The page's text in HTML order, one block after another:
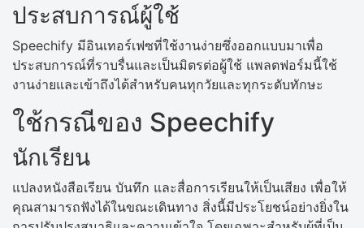
ประสบการณ์ผู้ใช้
Speechify มีอินเทอร์เฟซที่ใช้งานง่ายซึ่งออกแบบมาเพื่อ
ประสบการณ์ที่ราบรื่นและเป็นมิตรต่อผู้ใช้ แพลตฟอร์มนี้ใช้
งานง่ายและเข้าถึงได้สำหรับคนทุกวัยและทุกระดับทักษะ
ใช้กรณีของ Speechify
นักเรียน
แปลงหนังสือเรียน บันทึก และสื่อการเรียนให้เป็นเสียง เพื่อให้
คุณสามารถฟังได้ในขณะเดินทาง สิ่งนี้มีประโยชน์อย่างยิ่งใน